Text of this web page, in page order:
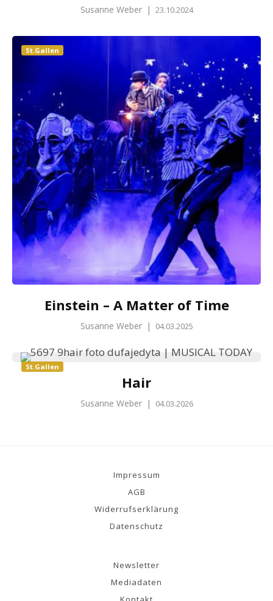
Susanne Weber | 23.10.2024
St.Gallen
Einstein – A Matter of Time
Susanne Weber | 04.03.2025
St.Gallen
Hair
Susanne Weber | 04.03.2026
Impressum
AGB
Widerrufserklärung
Datenschutz
Newsletter
Mediadaten